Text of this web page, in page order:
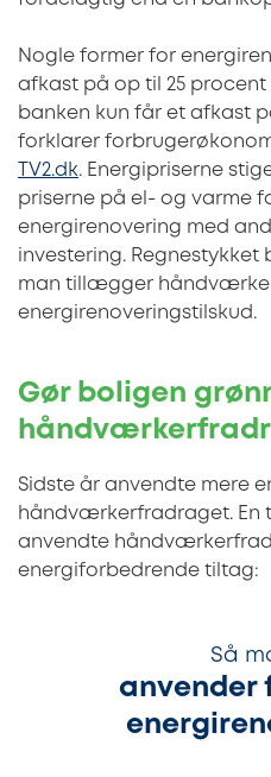
Nogle former for
afkast på op til 25 procent
banken kun får et afkast
forklarer
TV2.dk. Energipriserne
priserne på el- og varme
energirenovering med
investering. Regnestykket
man tillægger
energirenoveringstilskud.
Gør boligen
Sidste år anvendte mere
håndværkerfradraget. En
anvendte
energiforbedrende tiltag:
Så
anvender